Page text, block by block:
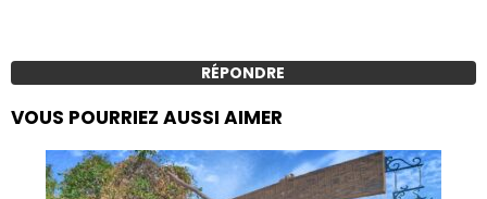
RÉPONDRE
VOUS POURRIEZ AUSSI AIMER